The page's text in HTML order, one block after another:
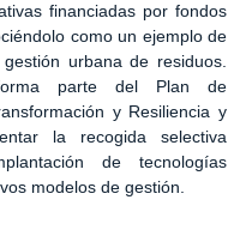
financiadas por fondos
como un ejemplo de
urbana de residuos.
parte del Plan de
y Resiliencia y
la recogida selectiva
de tecnologías
modelos de gestión.